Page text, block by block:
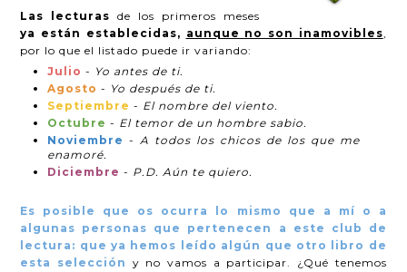
Las lecturas de los primeros meses
ya están establecidas, aunque no son inamovibles,
por lo que el listado puede ir variando:
Julio - Yo antes de ti.
Agosto - Yo después de ti.
Septiembre - El nombre del viento.
Octubre - El temor de un hombre sabio.
Noviembre -A todos los chicos de los que me
enamoré.
Diciembre - P.D. Aún te quiero.
Es posible que os ocurra lo mismo que a mí o a
algunas personas que pertenecen a este club de
lectura: que ya hemos leído algún que otro libro de
esta selección y no vamos a participar. ¿Qué tenemos